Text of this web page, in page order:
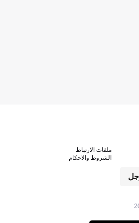
ملفات الارتباط
الشروط والاحكام